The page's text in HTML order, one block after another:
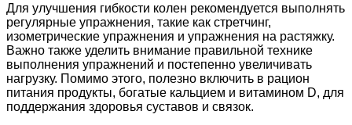
Для улучшения гибкости колен рекомендуется выполнять
регулярные упражнения, такие как стретчинг,
изометрические упражнения и упражнения на растяжку.
Важно также уделить внимание правильной технике
выполнения упражнений и постепенно увеличивать
нагрузку. Помимо этого, полезно включить в рацион
питания продукты, богатые кальцием и витамином D, для
поддержания здоровья суставов и связок.